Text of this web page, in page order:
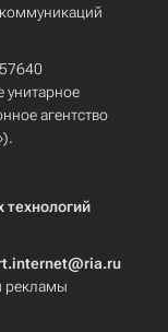
унитарное
агентство
рекламы